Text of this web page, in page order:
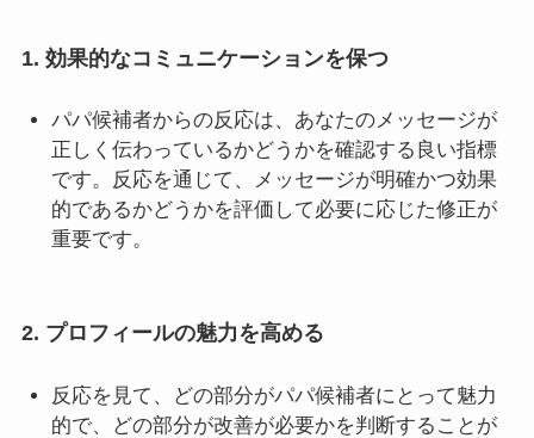
1. 効果的なコミュニケーションを保つ
パパ候補者からの反応は、あなたのメッセージが
正しく伝わっているかどうかを確認する良い指標
です。反応を通じて、メッセージが明確かつ効果
的であるかどうかを評価して必要に応じた修正が
重要です。
2. プロフィールの魅力を高める
反応を見て、どの部分がパパ候補者にとって魅力
的で、どの部分が改善が必要かを判断することが